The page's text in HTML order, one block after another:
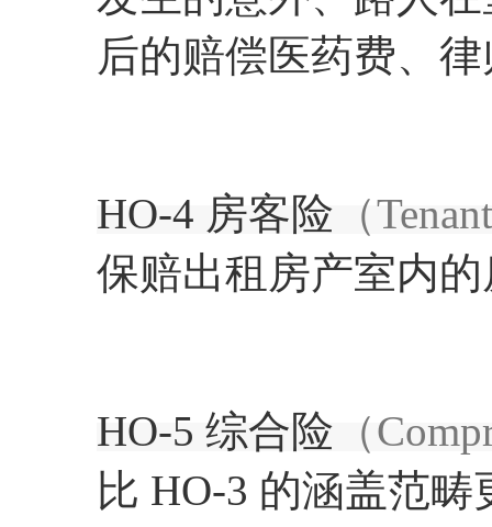
后的赔偿医药费、
HO-4 房客险 （
保赔出租房产室内
HO-5 综合险 （
比 HO-3 的涵盖范